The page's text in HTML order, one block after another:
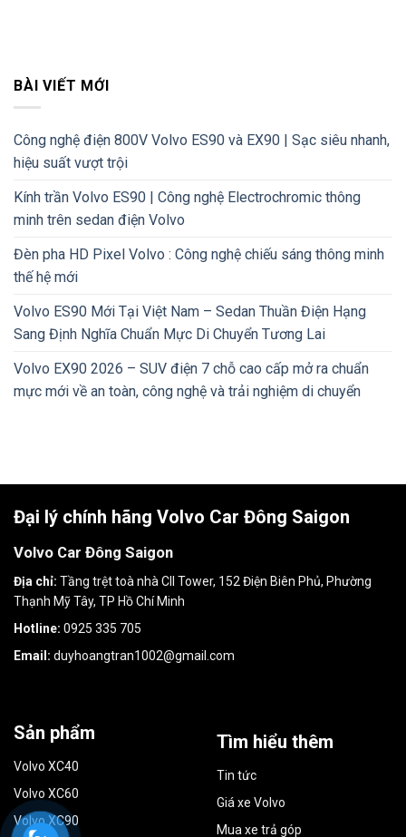
BÀI VIẾT MỚI
Công nghệ điện 800V Volvo ES90 và EX90 | Sạc siêu nhanh,
hiệu suất vượt trội
Kính trần Volvo ES90 | Công nghệ Electrochromic thông
minh trên sedan điện Volvo
Đèn pha HD Pixel Volvo : Công nghệ chiếu sáng thông minh
thế hệ mới
Volvo ES90 Mới Tại Việt Nam – Sedan Thuần Điện Hạng
Sang Định Nghĩa Chuẩn Mực Di Chuyển Tương Lai
Volvo EX90 2026 – SUV điện 7 chỗ cao cấp mở ra chuẩn
mực mới về an toàn, công nghệ và trải nghiệm di chuyển
Đại lý chính hãng Volvo Car Đông Saigon
Volvo Car Đông Saigon
Địa chỉ: Tầng trệt toà nhà CII Tower, 152 Điện Biên Phủ, Phường
Thạnh Mỹ Tây, TP Hồ Chí Minh
Hotline: 0925 335 705
Email: duyhoangtran1002@gmail.com
Sản phẩm
Volvo XC40
Volvo XC60
Volvo XC90
Tìm hiểu thêm
Tin tức
Giá xe Volvo
Mua xe trả góp